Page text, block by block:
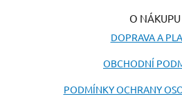
O NÁKUPU
DOPRAVA A
OBCHODNÍ
PODMÍNKY OCHRANY